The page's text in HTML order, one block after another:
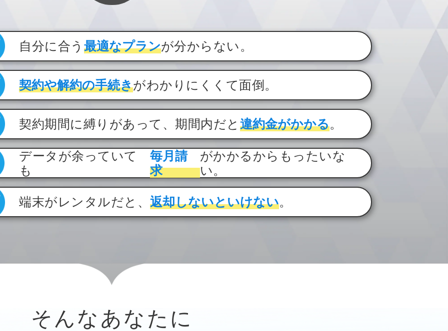
自分に合う 最適なプランが分からない。
契約や解約の手続きがわかりにくくて面倒。
契約期間に縛りがあって、期間内だと 違約金がかかる。
データが余っていて
も
毎月請
求
がかかるからもったいな
い。
端末がレンタルだと、返却しないといけない。
そんなあなたに